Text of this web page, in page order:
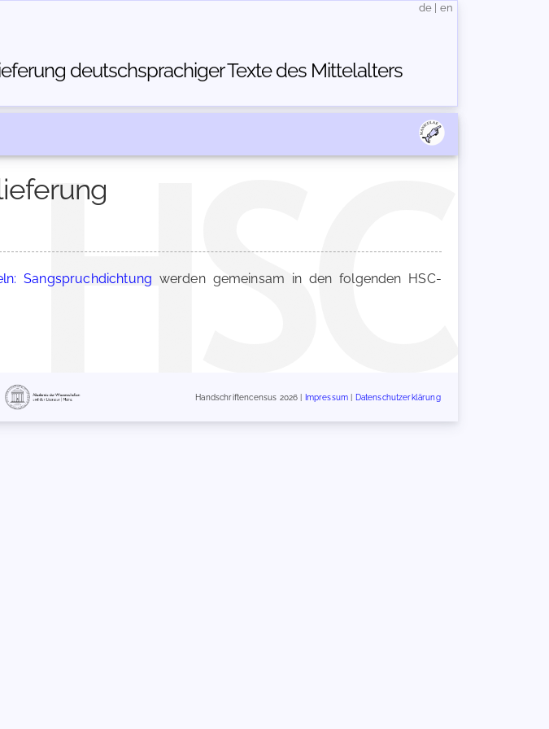
deutschsprachiger Texte des Mittelalters
de en
Sangspruchdichtung werden gemeinsam in den folgenden HSC-
Handschriftencensus 2026 | Impressum Datenschutzerklärung